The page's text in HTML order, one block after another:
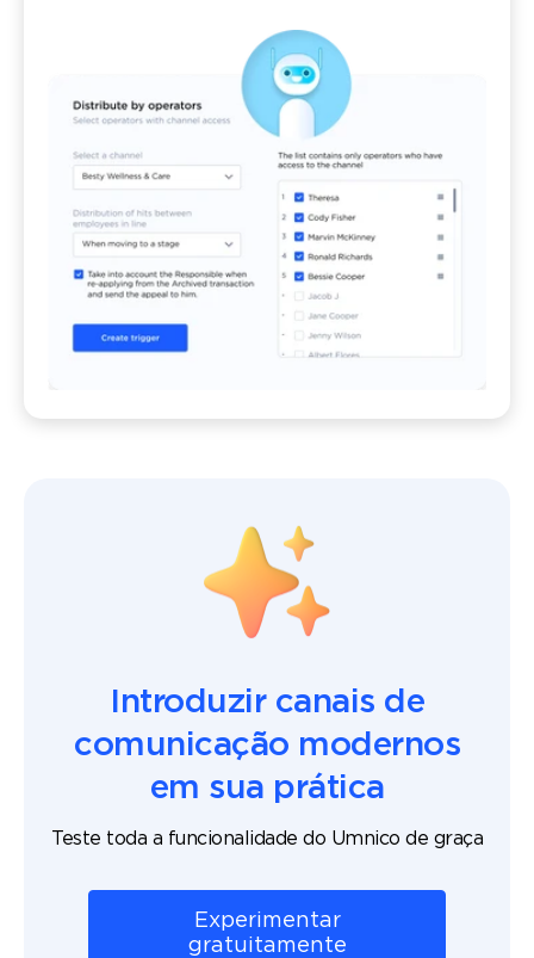
Introduzir canais de
comunicação modernos
em sua prática
Teste toda a funcionalidade do Umnico de graça
Experimentar
gratuitamente